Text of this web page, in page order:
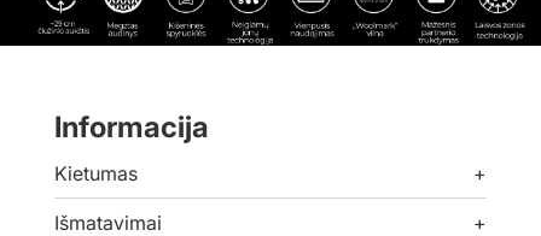
Informacija
Kietumas +
Išmatavimai +